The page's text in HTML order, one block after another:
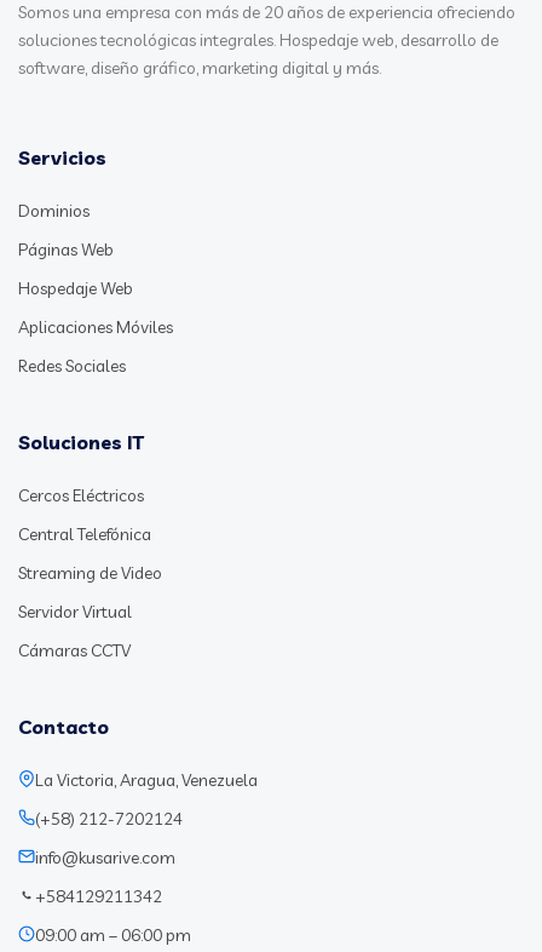
Somos una empresa con más de 20 años de experiencia ofreciendo
soluciones tecnológicas integrales. Hospedaje web, desarrollo de
software, diseño gráfico, marketing digital y más.
Servicios
Dominios
Páginas Web
Hospedaje Web
Aplicaciones Móviles
Redes Sociales
Soluciones IT
Cercos Eléctricos
Central Telefónica
Streaming de Video
Servidor Virtual
Cámaras CCTV
Contacto
La Victoria, Aragua, Venezuela
(+58) 212-7202124
info@kusarive.com
+584129211342
09:00 am – 06:00 pm